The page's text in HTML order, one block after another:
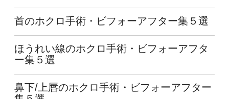
首のホクロ手術・ビフォーアフター集５選
ほうれい線のホクロ手術・ビフォーアフタ
ー集５選
鼻下/上唇のホクロ手術・ビフォーアフター